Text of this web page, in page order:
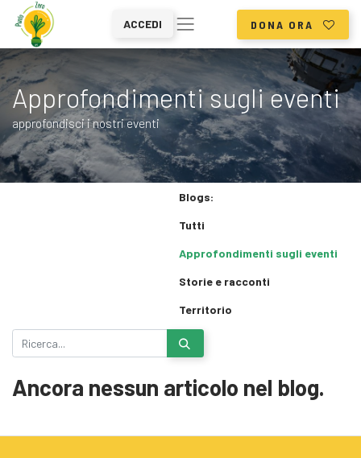
ACCEDI DONA ORA
Approfondimenti sugli eventi
approfondisci i nostri eventi
Blogs:
Tutti
Approfondimenti sugli eventi
Storie e racconti
Territorio
Ancora nessun articolo nel blog.